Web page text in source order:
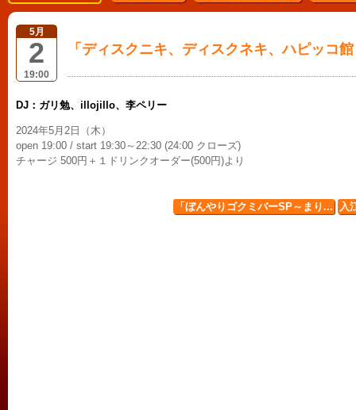
5月
2
19:00
「ディスクニキ、ディスクネキ、ハピッコ
DJ：ガリ勉、illojillo、李ペリー
2024年5月2日（木）
open 19:00 / start 19:30～22:30 (24:00 クローズ)
チャージ 500円＋１ドリンクオーダー(500円)より
「ぼんやりゴクミバーSP～まり... 入